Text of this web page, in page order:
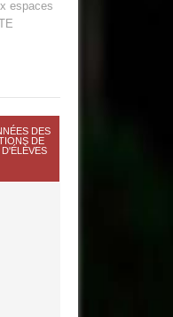
espaces
DES
DE